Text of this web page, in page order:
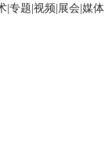
专题 视频 展会 媒体